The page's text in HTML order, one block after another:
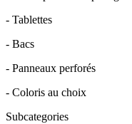
- Tablettes
- Bacs
- Panneaux perforés
- Coloris au choix
Subcategories